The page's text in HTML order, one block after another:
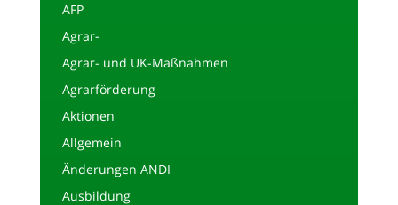
AFP
Agrar-
Agrar- und UK-Maßnahmen
Agrarförderung
Aktionen
Allgemein
Änderungen ANDI
Ausbildung